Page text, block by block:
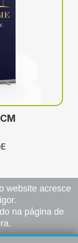
website acresce
na página de